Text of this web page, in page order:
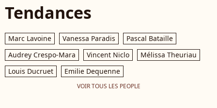
Tendances
Marc Lavoine Vanessa Paradis
Pascal Bataille
Audrey Crespo-Mara
Vincent Niclo
Mélissa Theuriau
Louis Ducruet
Emilie Dequenne
VOIR TOUS LES PEOPLE